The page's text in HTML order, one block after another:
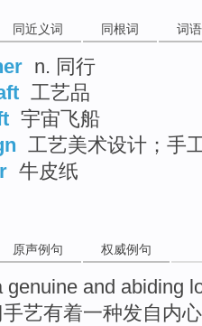
同近义词 同根词 词
n. 同行
工艺品
宇宙飞船
工艺美术设计；手
牛皮纸
原声例句 权威例句
genuine and abiding
艺有着一种发自内心